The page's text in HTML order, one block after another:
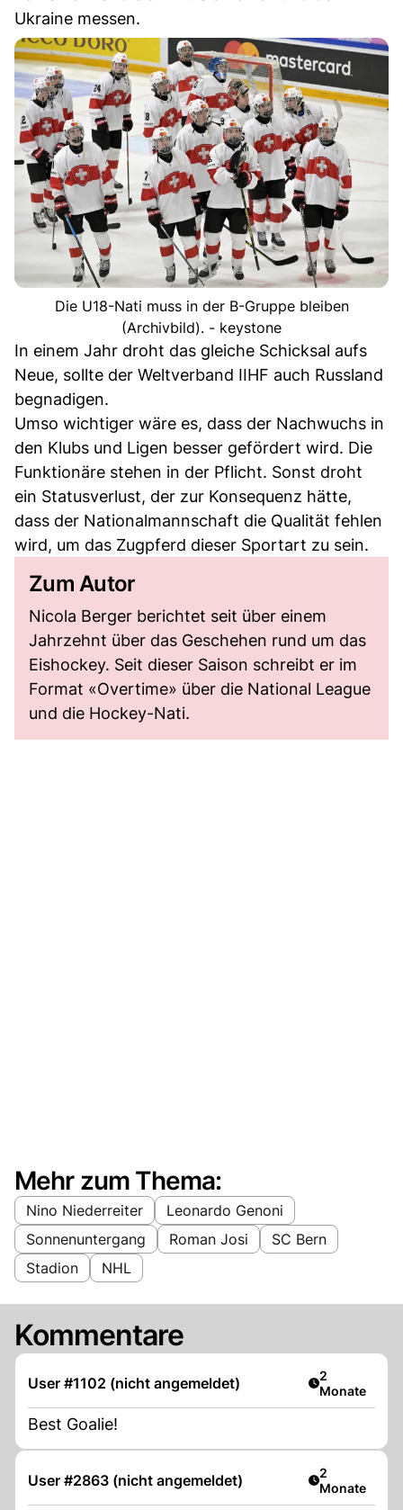
Ukraine messen.
Die U18-Nati muss in der B-Gruppe bleiben
(Archivbild). - keystone
In einem Jahr droht das gleiche Schicksal aufs
Neue, sollte der Weltverband IIHF auch Russland
begnadigen.
Umso wichtiger wäre es, dass der Nachwuchs in
den Klubs und Ligen besser gefördert wird. Die
Funktionäre stehen in der Pflicht. Sonst droht
ein Statusverlust, der zur Konsequenz hätte,
dass der Nationalmannschaft die Qualität fehlen
wird, um das Zugpferd dieser Sportart zu sein.
Zum Autor
Nicola Berger berichtet seit über einem
Jahrzehnt über das Geschehen rund um das
Eishockey. Seit dieser Saison schreibt er im
Format «Overtime» über die National League
und die Hockey-Nati.
Mehr zum Thema:
Nino Niederreiter
Leonardo Genoni
Sonnenuntergang
Roman Josi
SC Bern
Stadion
NHL
Kommentare
User #1102 (nicht angemeldet) Artikel
2
Monate
Best Goalie!
User #2863 (nicht angemeldet) Artikel
2
Monate